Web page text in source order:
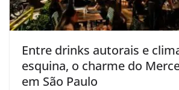
Entre drinks autorais e
esquina, o charme do
em São Paulo